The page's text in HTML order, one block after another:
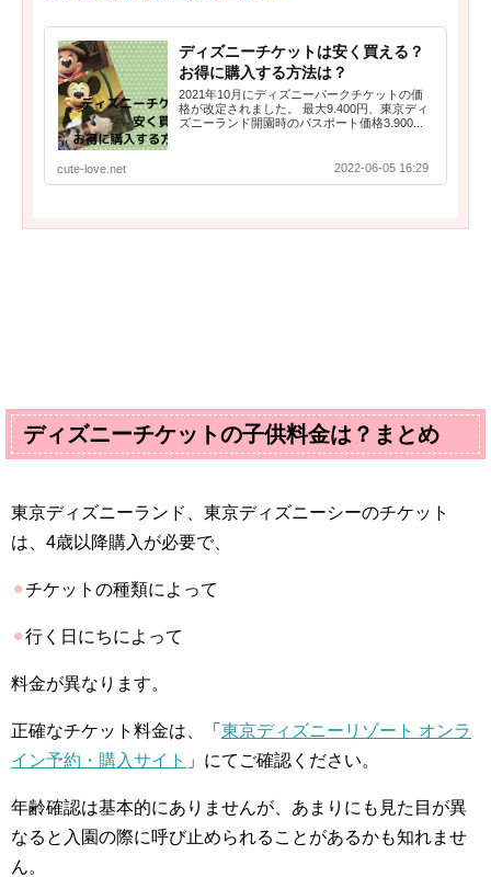
ディズニーチケットは安く買える？
お得に購入する方法は？
2021年10月にディズニーパークチケットの価
格が改定されました。 最大9.400円、東京ディ
ズニーランド開園時のパスポート価格3.900...
cute-love.net 2022-06-05 16:29
ディズニーチケットの子供料金は？まとめ
東京ディズニーランド、東京ディズニーシーのチケット
は、4歳以降購入が必要で、
⚫︎チケットの種類によって
⚫︎行く日にちによって
料金が異なります。
正確なチケット料金は、「 東京ディズニーリゾート オンラ
イン予約・購入サイト 」にてご確認ください。
年齢確認は基本的にありませんが、あまりにも見た目が異
なると入園の際に呼び止められることがあるかも知れませ
ん。